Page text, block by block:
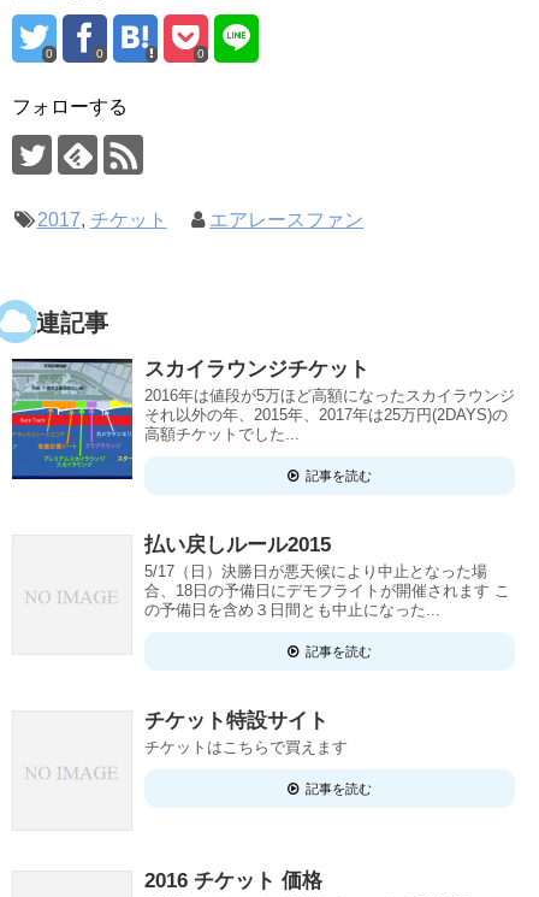
0 0 0
フォローする
2017, チケット エアレースファン
関連記事
スカイラウンジチケット
2016年は値段が5万ほど高額になったスカイラウンジ
それ以外の年、2015年、2017年は25万円(2DAYS)の
高額チケットでした...
記事を読む
払い戻しルール2015
5/17（日）決勝日が悪天候により中止となった場
合、18日の予備日にデモフライトが開催されます こ
の予備日を含め３日間とも中止になった...
記事を読む
チケット特設サイト
チケットはこちらで買えます
記事を読む
2016 チケット 価格